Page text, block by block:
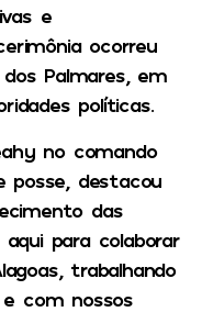
e
ocorreu
Palmares, em
políticas.
no comando
posse, destacou
das
para colaborar
trabalhando
com nossos